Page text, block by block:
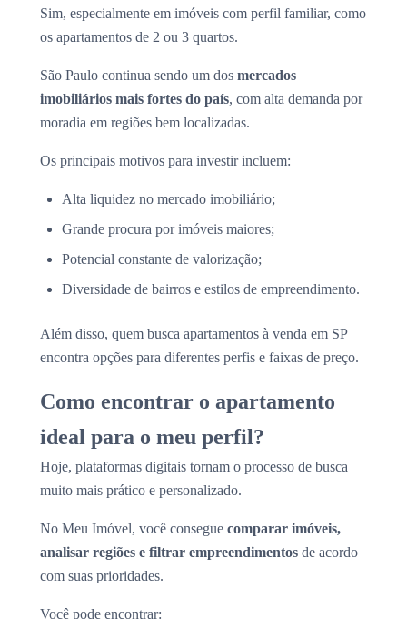
Sim, especialmente em imóveis com perfil familiar, como
os apartamentos de 2 ou 3 quartos.
São Paulo continua sendo um dos mercados
imobiliários mais fortes do país, com alta demanda por
moradia em regiões bem localizadas.
Os principais motivos para investir incluem:
Alta liquidez no mercado imobiliário;
Grande procura por imóveis maiores;
Potencial constante de valorização;
Diversidade de bairros e estilos de empreendimento.
Além disso, quem busca apartamentos à venda em SP
encontra opções para diferentes perfis e faixas de preço.
Como encontrar o apartamento
ideal para o meu perfil?
Hoje, plataformas digitais tornam o processo de busca
muito mais prático e personalizado.
No Meu Imóvel, você consegue comparar imóveis,
analisar regiões e filtrar empreendimentos de acordo
com suas prioridades.
Você pode encontrar: